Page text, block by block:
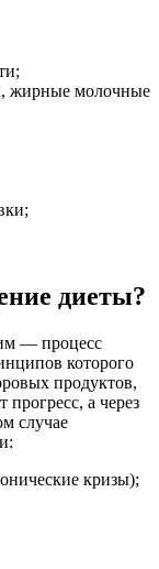
жирные молочные
диеты?
— процесс
которого
продуктов,
прогресс, а через
случае
кризы);